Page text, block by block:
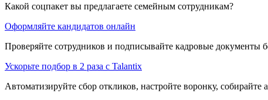
Какой соцпакет вы предлагаете семейным сотрудникам?
Оформляйте кандидатов онлайн
Проверяйте сотрудников и подписывайте кадровые документы
Ускорьте подбор в 2 раза с Talantix
Автоматизируйте сбор откликов, настройте воронку, собирайте